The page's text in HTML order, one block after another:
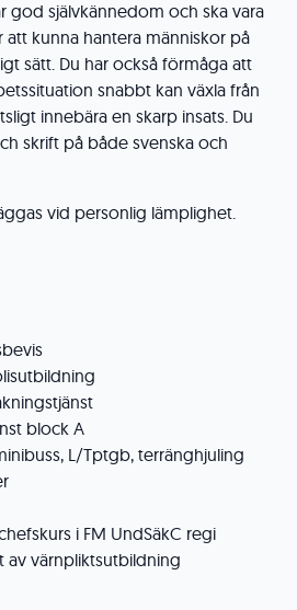
god självkännedom och ska vara
kunna hantera människor på
sätt. Du har också förmåga att
snabbt kan växla från
innebära en skarp insats. Du
skrift på både svenska och
vid personlig lämplighet.
block A
L/Tptgb, terränghjuling
i FM UndSäkC regi
av värnpliktsutbildning